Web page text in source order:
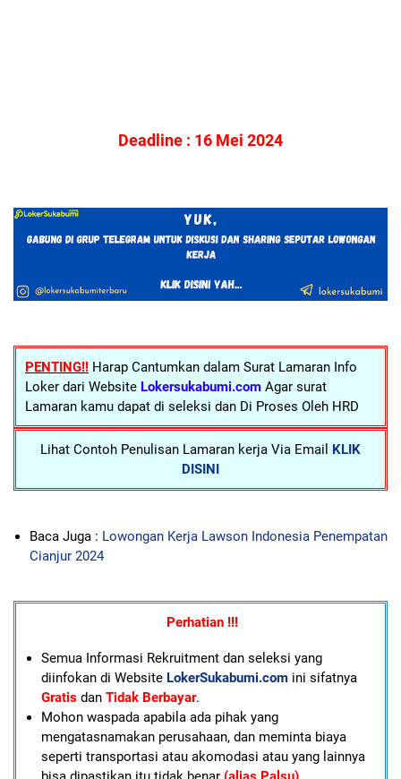
Deadline : 16 Mei 2024
PENTING!! Harap Cantumkan dalam Surat Lamaran Info
Loker dari Website Lokersukabumi.com Agar surat
Lamaran kamu dapat di seleksi dan Di Proses Oleh HRD
Lihat Contoh Penulisan Lamaran kerja Via Email KLIK
DISINI
Baca Juga : Lowongan Kerja Lawson Indonesia Penempatan
Cianjur 2024
Perhatian !!!
Semua Informasi Rekruitment dan seleksi yang
diinfokan di Website LokerSukabumi.comini sifatnya
Gratisdan Tidak Berbayar.
Mohon waspada apabila ada pihak yang
mengatasnamakan perusahaan, dan meminta biaya
seperti transportasi atau akomodasi atau yang lainnya